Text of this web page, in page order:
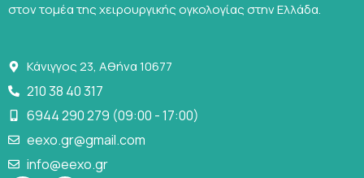
στον τομέα της χειρουργικής ογκολογίας στην Ελλάδα.
Κάνιγγος 23, Αθήνα 10677
210 38 40 317
6944 290 279 (09:00 - 17:00)
eexo.gr@gmail.com
info@eexo.gr